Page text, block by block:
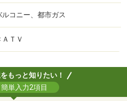
ルコニー、都市ガス
ＡＴＶ
もっと知りたい！
単入力2項目